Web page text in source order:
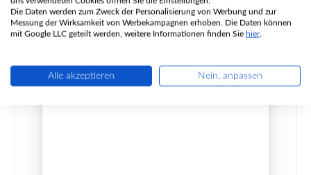
Details
Die Daten werden zum Zweck der Personalisierung von Werbung und zur
Messung der Wirksamkeit von Werbekampagnen erhoben. Die Daten können
mit Google LLC geteilt werden, weitere Informationen finden Sie hier.
Alle akzeptieren Nein, anpassen